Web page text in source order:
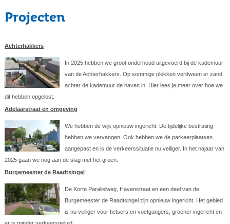
Projecten
Achterhakkers
In 2025 hebben we groot onderhoud uitgevoerd bij de kademuur
van de Achterhakkers. Op sommige plekken verdween er zand
achter de kademuur de haven in. Hier lees je meer over hoe we
dit hebben opgelost.
Adelaarstraat en omgeving
We hebben de wijk opnieuw ingericht. De tijdelijke bestrating
hebben we vervangen. Ook hebben we de parkeerplaatsen
aangepast en is de verkeerssituatie nu veiliger. In het najaar van
2025 gaan we nog aan de slag met het groen.
Burgemeester de Raadtsingel
De Korte Parallelweg, Havenstraat en een deel van de
Burgemeester de Raadtsingel zijn opnieuw ingericht. Het gebied
is nu veiliger voor fietsers en voetgangers, groener ingericht en